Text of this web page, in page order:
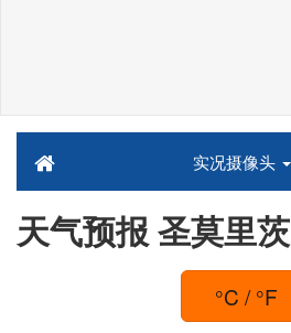
实况摄像头
天气预报 圣莫里茨
°C / °F